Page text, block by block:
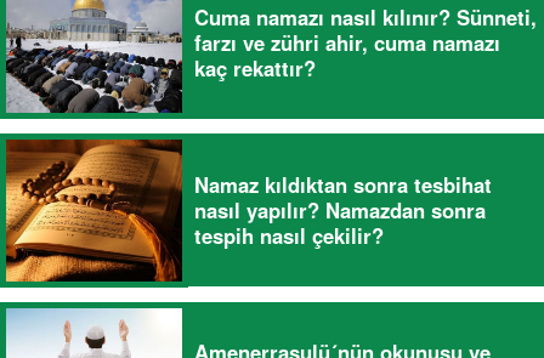
Cuma namazı nasıl kılınır? Sünneti,
farzı ve zühri ahir, cuma namazı
kaç rekattır?
Namaz kıldıktan sonra tesbihat
nasıl yapılır? Namazdan sonra
tespih nasıl çekilir?